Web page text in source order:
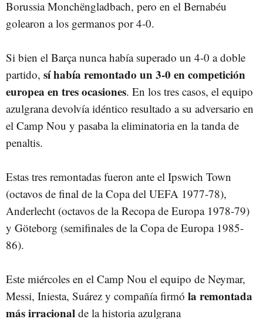
Borussia Monchëngladbach, pero en el Bernabéu
golearon a los germanos por 4-0.
Si bien el Barça nunca había superado un 4-0 a doble
partido, sí había remontado un 3-0 en competición
europea en tres ocasiones. En los tres casos, el equipo
azulgrana devolvía idéntico resultado a su adversario en
el Camp Nou y pasaba la eliminatoria en la tanda de
penaltis.
Estas tres remontadas fueron ante el Ipswich Town
(octavos de final de la Copa del UEFA 1977-78),
Anderlecht (octavos de la Recopa de Europa 1978-79)
y Göteborg (semifinales de la Copa de Europa 1985-
86).
Este miércoles en el Camp Nou el equipo de Neymar,
Messi, Iniesta, Suárez y compañía firmó la remontada
más irracional de la historia azulgrana